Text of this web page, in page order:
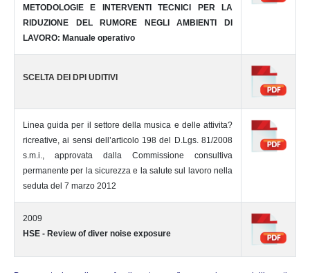
METODOLOGIE E INTERVENTI TECNICI PER LA
RIDUZIONE DEL RUMORE NEGLI AMBIENTI DI
LAVORO: Manuale operativo
SCELTA DEI DPI UDITIVI
Linea guida per il settore della musica e delle attivita?
ricreative, ai sensi dell’articolo 198 del D.Lgs. 81/2008
s.m.i., approvata dalla Commissione consultiva
permanente per la sicurezza e la salute sul lavoro nella
seduta del 7 marzo 2012
2009
HSE - Review of diver noise exposure